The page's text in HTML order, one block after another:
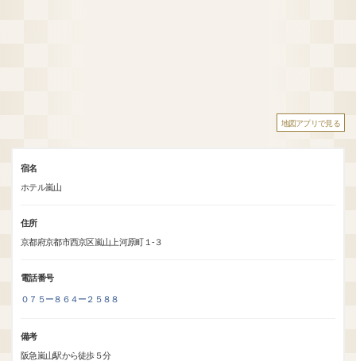
地図アプリで見る
宿名
ホテル嵐山
住所
京都府京都市西京区嵐山上河原町１-３
電話番号
０７５ー８６４ー２５８８
備考
阪急嵐山駅から徒歩５分